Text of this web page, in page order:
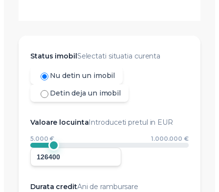
Status imobilSelectati situatia curenta
Nu detin un imobil
Detin deja un imobil
Valoare locuintaIntroduceti pretul in EUR
5.000 € 1.000.000 €
Durata creditAni de rambursare